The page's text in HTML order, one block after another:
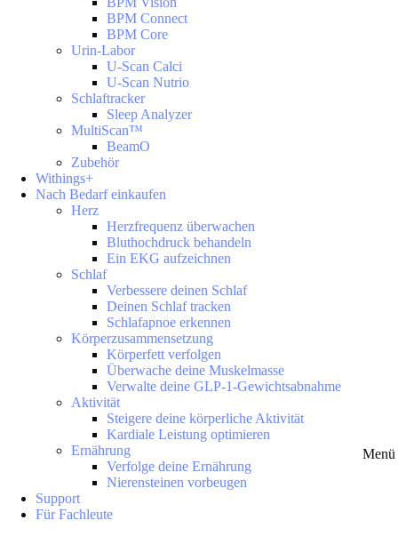
Menü
BPM Connect
BPM Core
Urin-Labor
U-Scan Calci
U-Scan Nutrio
Schlaftracker
Sleep Analyzer
MultiScan™
BeamO
Zubehör
Withings+
Nach Bedarf einkaufen
Herz
Herzfrequenz überwachen
Bluthochdruck behandeln
Ein EKG aufzeichnen
Schlaf
Verbessere deinen Schlaf
Deinen Schlaf tracken
Schlafapnoe erkennen
Körperzusammensetzung
Körperfett verfolgen
Überwache deine Muskelmasse
Verwalte deine GLP-1-Gewichtsabnahme
Aktivität
Steigere deine körperliche Aktivität
Kardiale Leistung optimieren
Ernährung
Verfolge deine Ernährung
Nierensteinen vorbeugen
Support
Für Fachleute